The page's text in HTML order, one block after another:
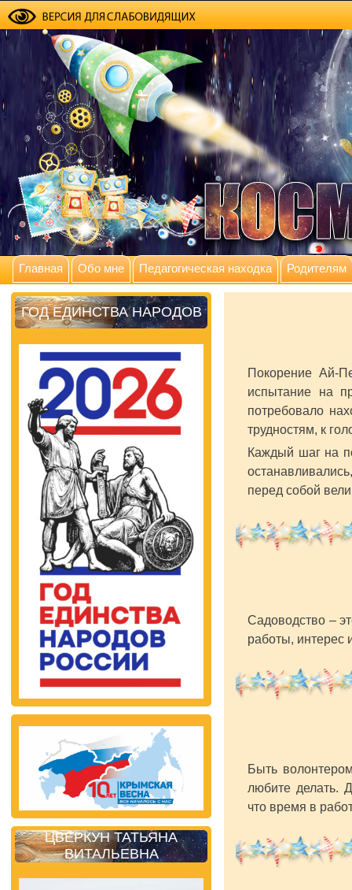
Главная Обо мне Педагогическая находка Родителям
ГОД ЕДИНСТВА НАРОДОВ
ЦВЕРКУН ТАТЬЯНА
ВИТАЛЬЕВНА
Покорение Ай-
испытание на
потребовало
трудностям, к
Каждый шаг на
перед собой
Садоводство –
работы, интерес
Быть
любите делать.
что время в